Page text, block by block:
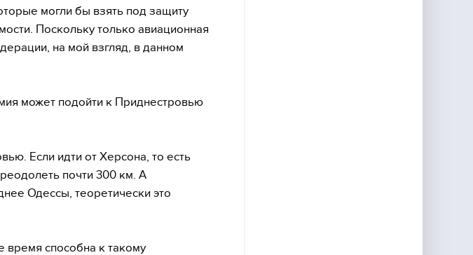
могли бы взять под защиту
Поскольку только авиационная
на мой взгляд, в данном
может подойти к Приднестровью
Если идти от Херсона, то есть
почти 300 км. А
Одессы, теоретически это
время способна к такому